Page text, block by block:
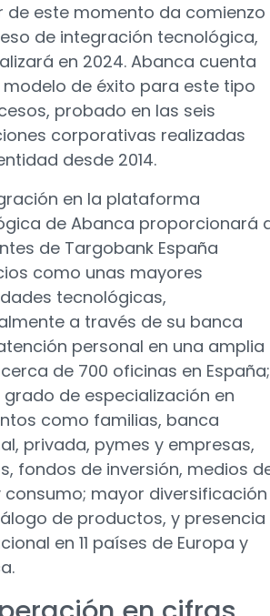
de este momento da comienzo
de integración tecnológica,
en 2024. Abanca cuenta
modelo de éxito para este tipo
probado en las seis
corporativas realizadas
desde 2014.
en la plataforma
de Abanca proporcionará
de Targobank España
como unas mayores
tecnológicas,
a través de su banca
personal en una amplia
de 700 oficinas en España;
de especialización en
como familias, banca
privada, pymes y empresas,
fondos de inversión, medios
consumo; mayor diversificación
de productos, y presencia
en 11 países de Europa y